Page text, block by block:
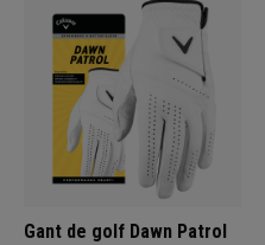
Gant de golf Dawn Patrol